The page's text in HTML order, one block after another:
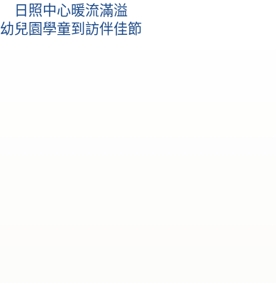
日照中心暖流滿溢
幼兒園學童到訪伴佳節